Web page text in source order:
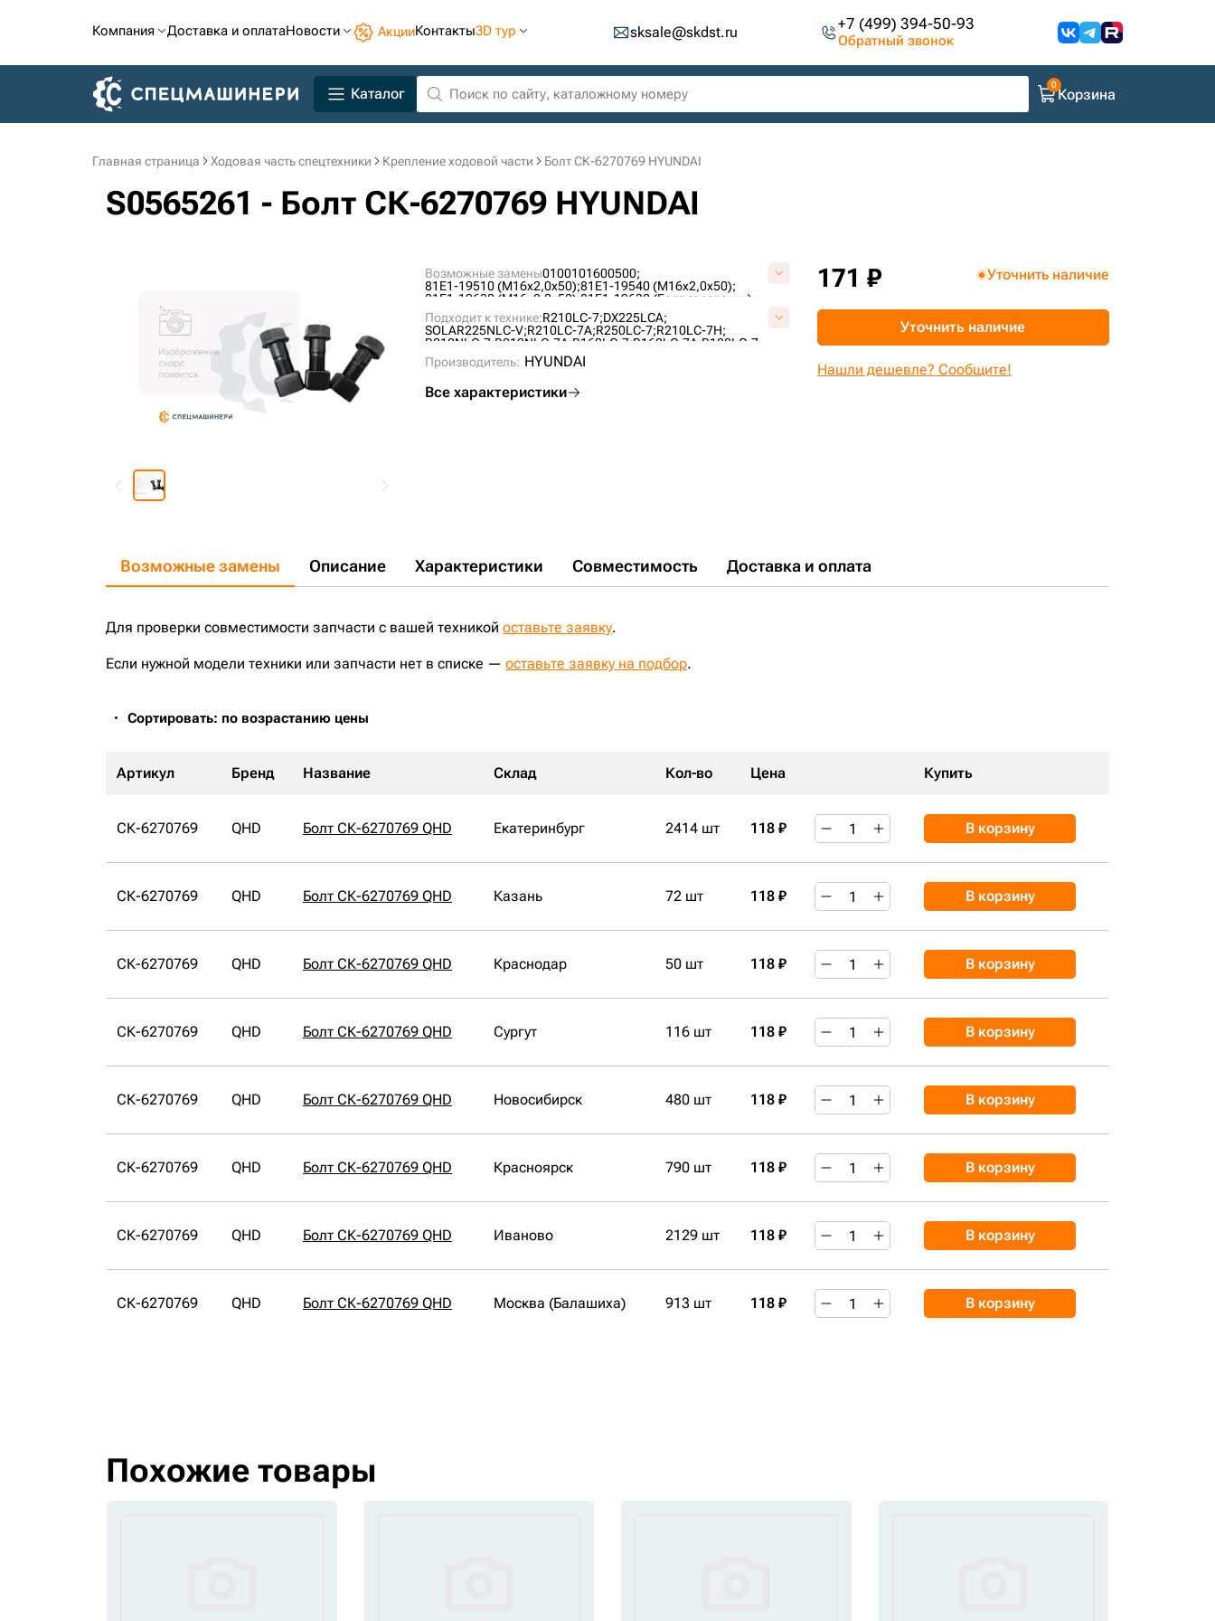
Компания Доставка и оплатаНовости АкцииКонтакты3D тур sksale@skdst.ru +7 (499) 394-50-93
Обратный звонок
Каталог Корзина
Главная страница Ходовая часть спецтехники Крепление ходовой части Болт СК-6270769 HYUNDAI
S0565261 - Болт СК-6270769 HYUNDAI
Возможные замены0100101600500;
81E1-19510 (M16x2,0x50);81E1-19540 (M16x2,0x50);
81E1-19630 (M16x2,0x50);81E1-19630 (Болт звездочки);
81E1-19640 (M16x2,0x50);8T4193;8T-4193;
S0565261;
Подходит к технике:R210LC-7;DX225LCA;
SOLAR225NLC-V;R210LC-7A;R250LC-7;R210LC-7H;
R210NLC-7;R210NLC-7A;R160LC-7;R160LC-7A;R180LC-7;
R220LC-9S;
JS205;
Производитель: HYUNDAI
Все характеристики
171 ₽ Уточнить наличие
Уточнить наличие
Нашли дешевле? Сообщите!
Возможные замены Описание Характеристики Совместимость Доставка и оплата
Для проверки совместимости запчасти с вашей техникой оставьте заявку.
Если нужной модели техники или запчасти нет в списке — оставьте заявку на подбор.
Сортировать: по возрастанию цены
Артикул Бренд Название Склад Кол-во Цена Купить
СК-6270769 QHD Болт СК-6270769 QHD Екатеринбург 2414 шт 118 ₽ В корзину
СК-6270769 QHD Болт СК-6270769 QHD Казань 72 шт 118 ₽ В корзину
СК-6270769 QHD Болт СК-6270769 QHD Краснодар 50 шт 118 ₽ В корзину
СК-6270769 QHD Болт СК-6270769 QHD Сургут 116 шт 118 ₽ В корзину
СК-6270769 QHD Болт СК-6270769 QHD Новосибирск 480 шт 118 ₽ В корзину
СК-6270769 QHD Болт СК-6270769 QHD Красноярск 790 шт 118 ₽ В корзину
СК-6270769 QHD Болт СК-6270769 QHD Иваново 2129 шт 118 ₽ В корзину
СК-6270769 QHD Болт СК-6270769 QHD Москва (Балашиха) 913 шт 118 ₽ В корзину
Похожие товары